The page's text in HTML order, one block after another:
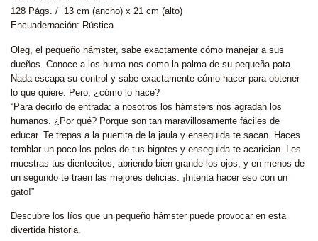
128 Págs. / 13 cm (ancho) x 21 cm (alto)
Encuadernación: Rústica
Oleg, el pequeño hámster, sabe exactamente cómo manejar a sus
dueños. Conoce a los huma-nos como la palma de su pequeña pata.
Nada escapa su control y sabe exactamente cómo hacer para obtener
lo que quiere. Pero, ¿cómo lo hace?
“Para decirlo de entrada: a nosotros los hámsters nos agradan los
humanos. ¿Por qué? Porque son tan maravillosamente fáciles de
educar. Te trepas a la puertita de la jaula y enseguida te sacan. Haces
temblar un poco los pelos de tus bigotes y enseguida te acarician. Les
muestras tus dientecitos, abriendo bien grande los ojos, y en menos de
un segundo te traen las mejores delicias. ¡Intenta hacer eso con un
gato!”
Descubre los líos que un pequeño hámster puede provocar en esta
divertida historia.